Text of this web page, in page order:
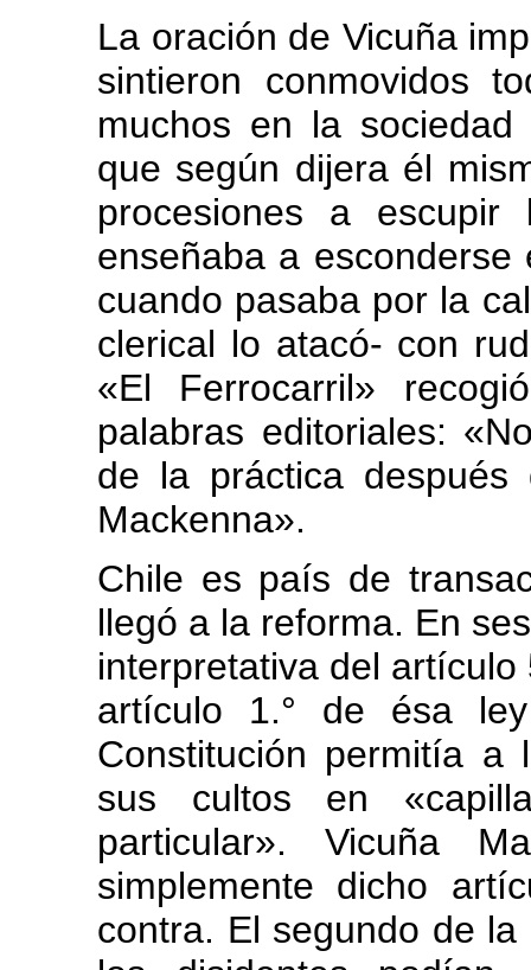
La oración de Vicuña
sintieron conmovidos
muchos en la
que según dijera él
procesiones a
enseñaba a
cuando pasaba por la
clerical lo atacó- con
«El Ferrocarril»
palabras editoriales:
de la práctica después
Mackenna».
Chile es país de
llegó a la reforma. En
interpretativa del
artículo 1.° de ésa
Constitución permitía
sus cultos en
particular». Vicuña
simplemente dicho
contra. El segundo de